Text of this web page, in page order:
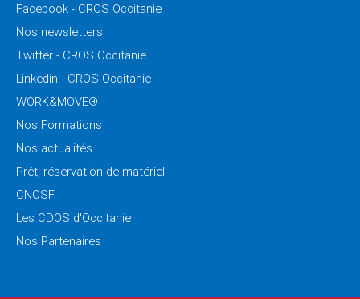
Facebook - CROS Occitanie
Nos newsletters
Twitter - CROS Occitanie
Linkedin - CROS Occitanie
WORK&MOVE®
Nos Formations
Nos actualités
Prêt, réservation de matériel
CNOSF
Les CDOS d'Occitanie
Nos Partenaires